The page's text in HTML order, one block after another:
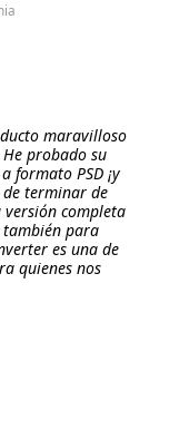
maravilloso
probado su
formato PSD ¡y
de terminar de
completa
también para
es una de
quienes nos